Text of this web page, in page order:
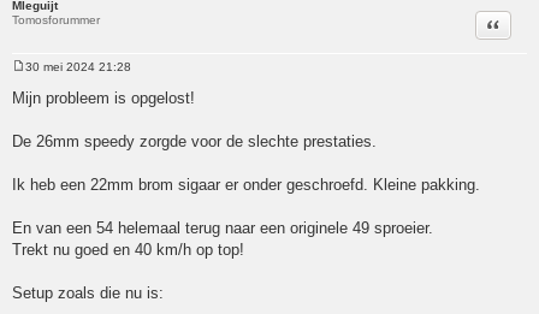
Mleguijt
Tomosforummer
Citeer
30 mei 2024 21:28
Mijn probleem is opgelost!
De 26mm speedy zorgde voor de slechte prestaties.
Ik heb een 22mm brom sigaar er onder geschroefd. Kleine pakking.
En van een 54 helemaal terug naar een originele 49 sproeier.
Trekt nu goed en 40 km/h op top!
Setup zoals die nu is: